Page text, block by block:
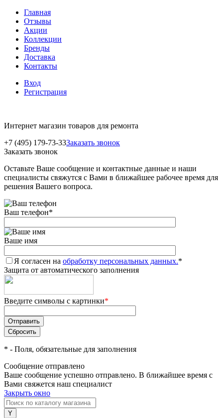
Главная
Отзывы
Акции
Коллекции
Бренды
Доставка
Контакты
Вход
Регистрация
Интернет магазин товаров для ремонта
+7 (495) 179-73-33Заказать звонок
Заказать звонок
Оставьте Ваше сообщение и контактные данные и наши
специалисты свяжутся с Вами в ближайшее рабочее время для
решения Вашего вопроса.
Ваш телефон*
Ваше имя
Я согласен на обработку персональных данных.*
Защита от автоматического заполнения
Введите символы с картинки*
* - Поля, обязательные для заполнения
Сообщение отправлено
Ваше сообщение успешно отправлено. В ближайшее время с
Вами свяжется наш специалист
Закрыть окно